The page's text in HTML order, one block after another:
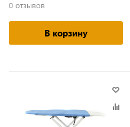
0 отзывов
В корзину